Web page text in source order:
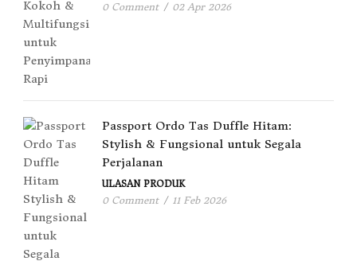
0 Comment / 02 Apr 2026
Passport Ordo Tas Duffle Hitam:
Stylish & Fungsional untuk Segala
Perjalanan
ULASAN PRODUK
0 Comment / 11 Feb 2026